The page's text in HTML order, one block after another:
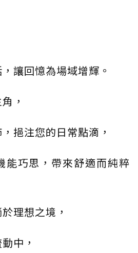
讓回憶為場域增輝。
，
挹注您的日常點滴，
能巧思，帶來舒適而純粹
理想之境，
中，